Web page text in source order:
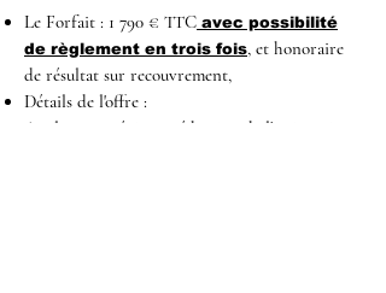
Le Forfait : 1 790 € TTC avec possibilité
de règlement en trois fois, et honoraire
de résultat sur recouvrement,
Détails de l'offre :
Analyse stratégique, rédaction de l'assignation,